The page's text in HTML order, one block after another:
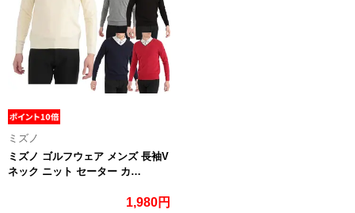
ミズノ
ミズノ ゴルフウェア メンズ 長袖V
ネック ニット セーター カ…
1,980円